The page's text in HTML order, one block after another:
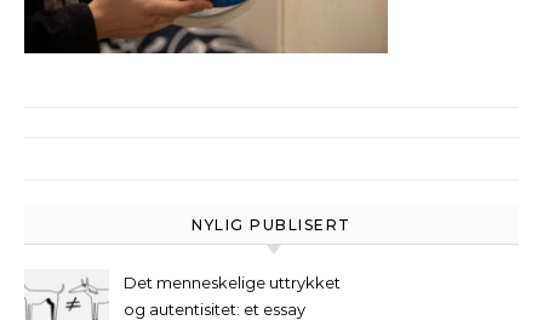
NYLIG PUBLISERT
Det menneskelige uttrykket
og autentisitet: et essay